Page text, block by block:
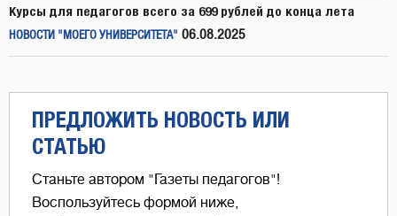
Курсы для педагогов всего за 699 рублей до конца лета
НОВОСТИ "МОЕГО УНИВЕРСИТЕТА" 06.08.2025
ПРЕДЛОЖИТЬ НОВОСТЬ ИЛИ
СТАТЬЮ
Станьте автором "Газеты педагогов"!
Воспользуйтесь формой ниже,